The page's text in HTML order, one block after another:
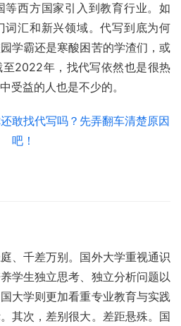
西方国家引入到教育行业。如
词汇和新兴领域。代写到底为何
学霸还是寒酸困苦的学渣们，或
2022年，找代写依然也是很热
受益的人也是不少的。
、千差万别。国外大学重视通识
学生独立思考、独立分析问题以
大学则更加看重专业教育与实践
其次，差别很大。差距悬殊。国